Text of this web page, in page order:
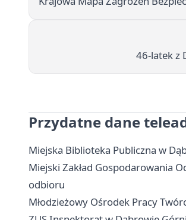
46-latek z
Przydatne dane
Miejska Biblioteka Publiczna w
Miejski Zakład Gospodarowania
odbioru
Młodzieżowy Ośrodek Pracy